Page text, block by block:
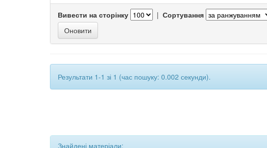
Вивести на сторінку | Сортування
Результати 1-1 зі 1 (час пошуку: 0.002 секунди).
Знайдені матеріали: